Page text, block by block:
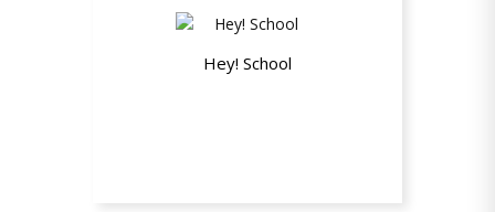
Hey! School